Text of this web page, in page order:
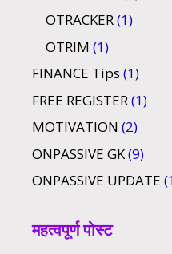
OTRACKER(1)
OTRIM (1)
FINANCE Tips (1)
FREE REGISTER(1)
MOTIVATION (2)
ONPASSIVE GK(9)
ONPASSIVE UPDATE
महत्वपूर्ण पोस्ट